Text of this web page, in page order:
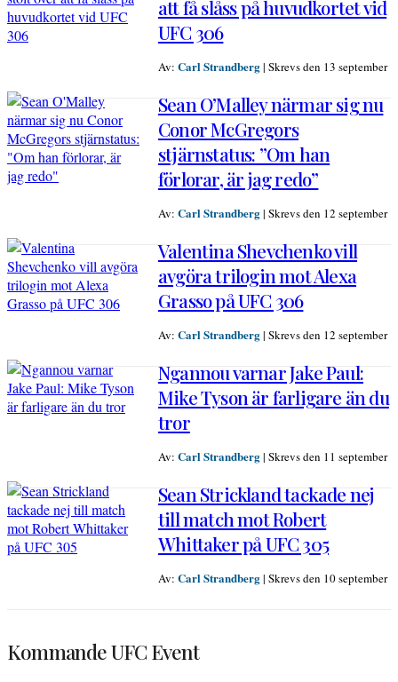
att få slåss på huvudkortet vid
UFC 306
Av: Carl Strandberg| Skrevs den 13 september
Sean O’Malley närmar sig nu
Conor McGregors
stjärnstatus: ”Om han
förlorar, är jag redo”
Av: Carl Strandberg| Skrevs den 12 september
Valentina Shevchenko vill
avgöra trilogin mot Alexa
Grasso på UFC 306
Av: Carl Strandberg| Skrevs den 12 september
Ngannou varnar Jake Paul:
Mike Tyson är farligare än du
tror
Av: Carl Strandberg| Skrevs den 11 september
Sean Strickland tackade nej
till match mot Robert
Whittaker på UFC 305
Av: Carl Strandberg| Skrevs den 10 september
Kommande UFC Event